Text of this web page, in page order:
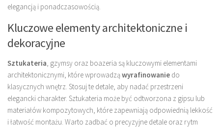
elegancją i ponadczasowością.
Kluczowe elementy architektoniczne i
dekoracyjne
Sztukateria , gzymsy oraz boazeria są kluczowymi elementami
architektonicznymi, które wprowadząwyrafinowanie do
klasycznych wnętrz. Stosuj te detale, aby nadać przestrzeni
elegancki charakter. Sztukateria może być odtworzona z gipsu lub
materiałów kompozytowych, które zapewniają odpowiednią lekkość
i łatwość montażu. Warto zadbać o precyzyjne detale oraz rytm